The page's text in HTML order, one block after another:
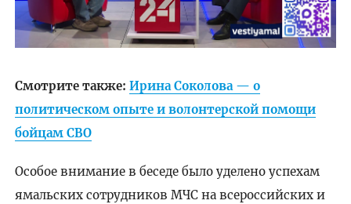
Смотрите также: Ирина Соколова — о
политическом опыте и волонтерской помощи
бойцам СВО
Особое внимание в беседе было уделено успехам
ямальских сотрудников МЧС на всероссийских и